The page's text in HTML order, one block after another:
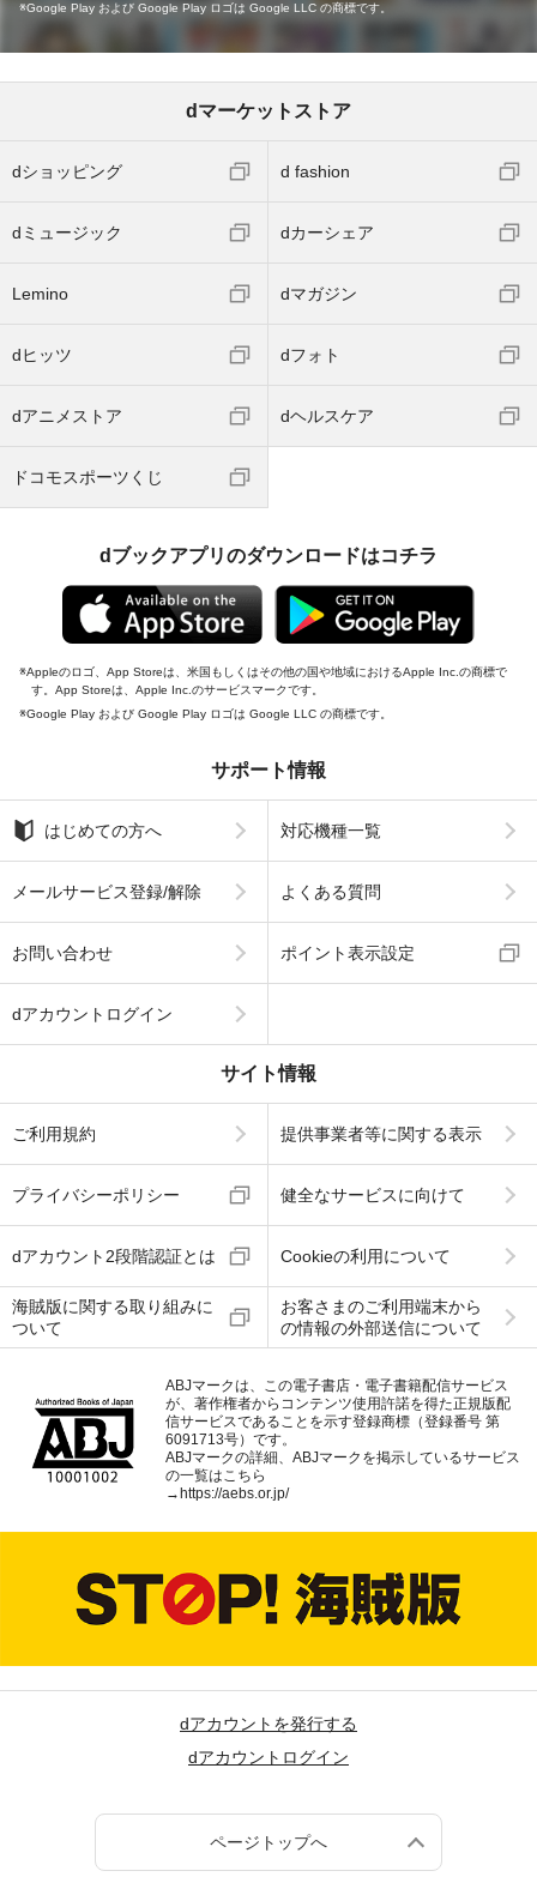
Google Play および Google Play ロゴは Google LLC の商標です。
dマーケットストア
dショッピング d fashion
dミュージック dカーシェア
Lemino dマガジン
dヒッツ dフォト
dアニメストア dヘルスケア
ドコモスポーツくじ
dブックアプリのダウンロードはコチラ
Appleのロゴ、App Storeは、米国もしくはその他の国や地域におけるApple Inc.の商標で
す。App Storeは、Apple Inc.のサービスマークです。
Google Play および Google Play ロゴは Google LLC の商標です。
サポート情報
はじめての方へ 対応機種一覧
メールサービス登録/解除 よくある質問
お問い合わせ ポイント表示設定
dアカウントログイン
サイト情報
ご利用規約 提供事業者等に関する表示
プライバシーポリシー 健全なサービスに向けて
dアカウント2段階認証とは Cookieの利用について
海賊版に関する取り組みに
ついて
お客さまのご利用端末から
の情報の外部送信について
ABJマークは、この電子書店・電子書籍配信サービス
が、著作権者からコンテンツ使用許諾を得た正規版配
信サービスであることを示す登録商標（登録番号 第
6091713号）です。
ABJマークの詳細、ABJマークを掲示しているサービス
の一覧はこちら
→ https://aebs.or.jp/
dアカウントを発行する
dアカウントログイン
ページトップへ